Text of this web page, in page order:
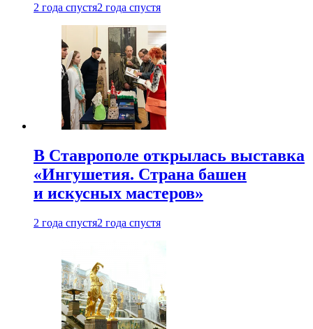
2 года спустя2 года спустя
В Ставрополе открылась выставка
«Ингушетия. Страна башен
и искусных мастеров»
2 года спустя2 года спустя